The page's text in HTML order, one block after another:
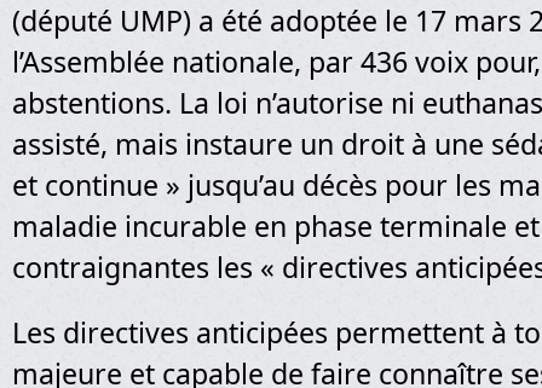
(député UMP) a été adoptée le 17 mars
l’Assemblée nationale, par 436 voix
abstentions. La loi n’autorise ni
assisté, mais instaure un droit à une
et continue » jusqu’au décès pour les
maladie incurable en phase terminale
contraignantes les « directives
Les directives anticipées permettent à
majeure et capable de faire connaître